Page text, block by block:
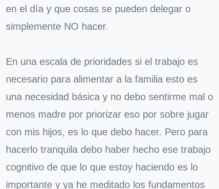
en el día y que cosas se pueden delegar o
simplemente NO hacer.
En una escala de prioridades si el trabajo es
necesario para alimentar a la familia esto es
una necesidad básica y no debo sentirme mal o
menos madre por priorizar eso por sobre jugar
con mis hijos, es lo que debo hacer. Pero para
hacerlo tranquila debo haber hecho ese trabajo
cognitivo de que lo que estoy haciendo es lo
importante y ya he meditado los fundamentos